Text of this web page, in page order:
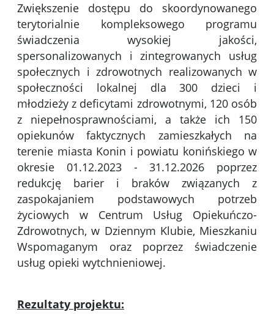
Zwiększenie dostępu do skoordynowanego
terytorialnie kompleksowego programu
świadczenia wysokiej jakości,
spersonalizowanych i zintegrowanych usług
społecznych i zdrowotnych realizowanych w
społeczności lokalnej dla 300 dzieci i
młodzieży z deﬁcytami zdrowotnymi, 120 osób
z niepełnosprawnościami, a także ich 150
opiekunów faktycznych zamieszkałych na
terenie miasta Konin i powiatu konińskiego w
okresie 01.12.2023 - 31.12.2026 poprzez
redukcję barier i braków związanych z
zaspokajaniem podstawowych potrzeb
życiowych w Centrum Usług Opiekuńczo-
Zdrowotnych, w Dziennym Klubie, Mieszkaniu
Wspomaganym oraz poprzez świadczenie
usług opieki wytchnieniowej.
Rezultaty projektu: